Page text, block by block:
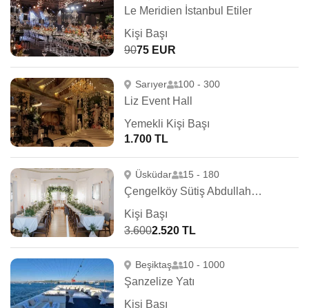
Le Meridien İstanbul Etiler
Kişi Başı
9075 EUR
Sarıyer 100 - 300
Liz Event Hall
Yemekli Kişi Başı
1.700 TL
Üsküdar 15 - 180
Çengelköy Sütiş Abdullah Ağa Yalısı
Kişi Başı
3.6002.520 TL
Beşiktaş 10 - 1000
Şanzelize Yatı
Kişi Başı